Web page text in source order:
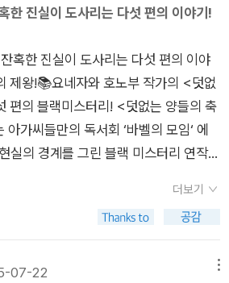
스타일과 비슷한듯 다르다. 환영! 하는
내 마음 속에 담았다. <작은 땅의 야수
매는 잘되는가 보다.(왜?) 표지가 다양
왜?) 미야베 미유키는 역시 흔들림 없음.
없고 흔들림. 교토 탐정은 너무 별로
sentence is Death> 되겠습니다.
한 진실이 도사리는 다섯 편의 이야기!
혹한 진실이 도사리는 다섯 편의 이야
제왕!📚요네자와 호노부 작가의 <덧없
편의 블랙미스터리! <덧없는 양들의 축
가씨들만의 독서회 ‘바벨의 모임‘ 에
실의 경계를 그린 블랙 미스터리 연작소
하게 엮은 작품으로, 저자가 그동안 시도
블랙 미스터리‘ 작품이다. 늘 새로운 시
야기를 선보였던 저자가 이번에는 고풍
선보인다. 또한 ‘와이더닛(왜 그랬는
더보기
07-22